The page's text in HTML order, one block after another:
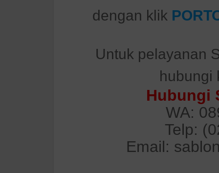
dengan klik
Untuk pelayanan
hubungi
Hubungi
WA:
Telp:
Email: